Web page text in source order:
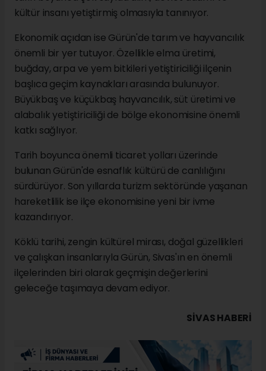
kültür insanı yetiştirmiş olmasıyla tanınıyor.
Ekonomik açıdan ise Gürün'de tarım ve hayvancılık
önemli bir yer tutuyor. Özellikle elma üretimi,
buğday, arpa ve yem bitkileri yetiştiriciliği ilçenin
başlıca geçim kaynakları arasında bulunuyor.
Büyükbaş ve küçükbaş hayvancılık, süt üretimi ve
alabalık yetiştiriciliği de bölge ekonomisine önemli
katkı sağlıyor.
Tarih boyunca önemli ticaret yolları üzerinde
bulunan Gürün'de esnaflık kültürü de canlılığını
sürdürüyor. Son yıllarda turizm sektöründe yaşanan
hareketlilik ise ilçe ekonomisine yeni bir ivme
kazandırıyor.
Köklü tarihi, zengin kültürel mirası, doğal güzellikleri
ve çalışkan insanlarıyla Gürün, Sivas'ın en önemli
ilçelerinden biri olarak geçmişin değerlerini
geleceğe taşımaya devam ediyor.
SIVAS HABERİ